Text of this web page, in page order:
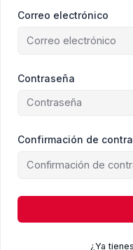
Correo electrónico
Contraseña
Confirmación de
¿Ya